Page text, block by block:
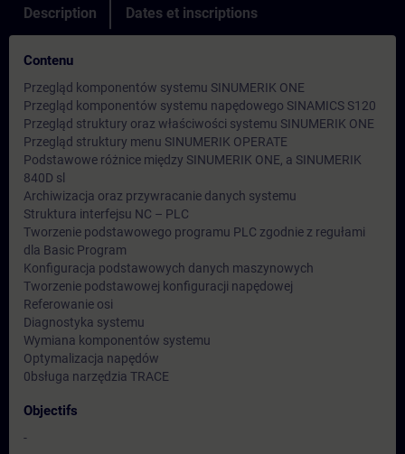
Description Dates et inscriptions
Contenu
Przegląd komponentów systemu SINUMERIK ONE
Przegląd komponentów systemu napędowego SINAMICS S120
Przegląd struktury oraz właściwości systemu SINUMERIK ONE
Przegląd struktury menu SINUMERIK OPERATE
Podstawowe różnice między SINUMERIK ONE, a SINUMERIK
840D sl
Archiwizacja oraz przywracanie danych systemu
Struktura interfejsu NC – PLC
Tworzenie podstawowego programu PLC zgodnie z regułami
dla Basic Program
Konfiguracja podstawowych danych maszynowych
Tworzenie podstawowej konfiguracji napędowej
Referowanie osi
Diagnostyka systemu
Wymiana komponentów systemu
Optymalizacja napędów
0bsługa narzędzia TRACE
Objectifs
-